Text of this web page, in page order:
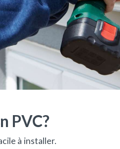
PVC?
à installer.